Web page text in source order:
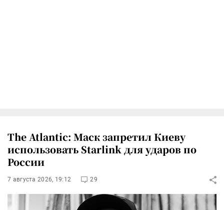
The Atlantic: Маск запретил Киеву
использовать Starlink для ударов по
России
7 августа 2026, 19:12 29